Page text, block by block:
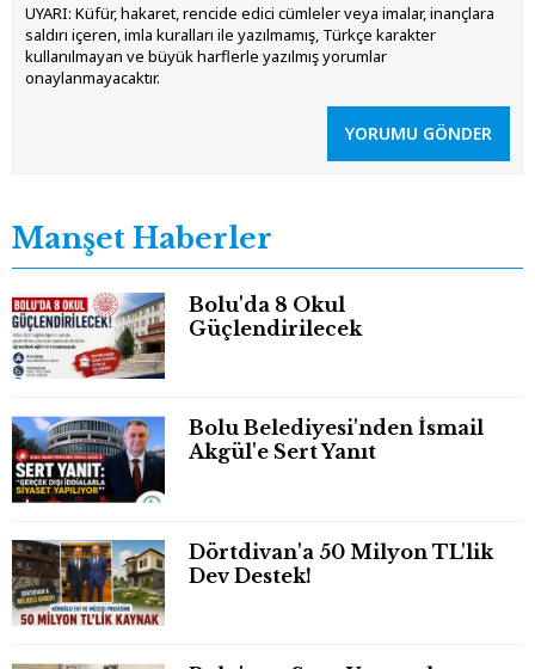
UYARI: Küfür, hakaret, rencide edici cümleler veya imalar, inançlara
saldırı içeren, imla kuralları ile yazılmamış, Türkçe karakter
kullanılmayan ve büyük harflerle yazılmış yorumlar
onaylanmayacaktır.
YORUMU GÖNDER
Manşet Haberler
Bolu'da 8 Okul
Güçlendirilecek
Bolu Belediyesi'nden İsmail
Akgül'e Sert Yanıt
Dörtdivan'a 50 Milyon TL'lik
Dev Destek!